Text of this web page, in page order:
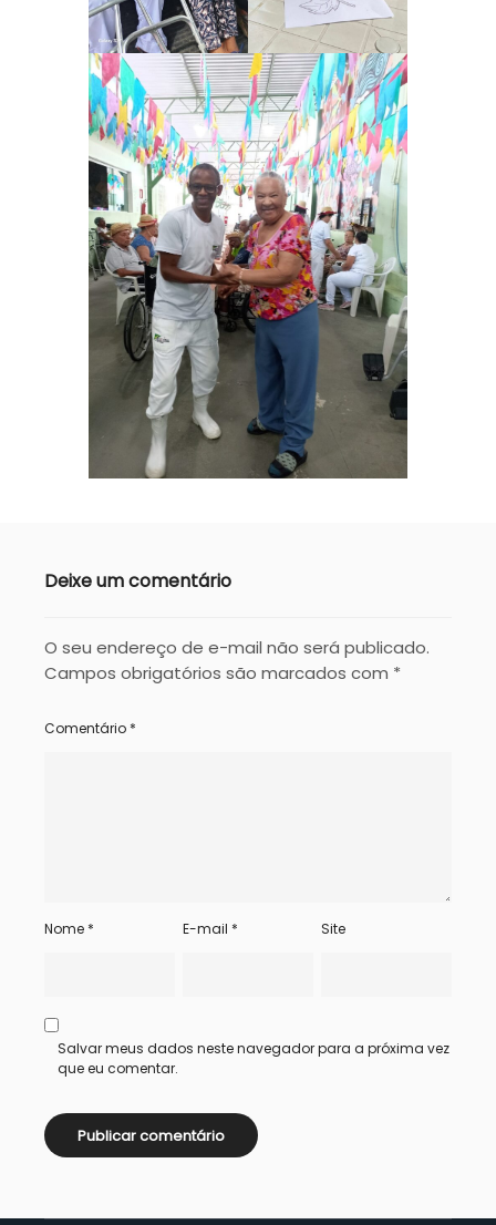
Deixe um comentário
O seu endereço de e-mail não será publicado.
Campos obrigatórios são marcados com *
Comentário *
Nome * E-mail * Site
Salvar meus dados neste navegador para a próxima vez
que eu comentar.